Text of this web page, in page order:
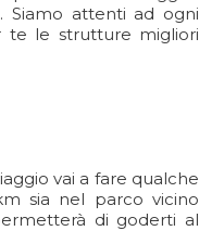
Siamo attenti ad ogni
te le strutture migliori
vai a fare qualche
sia nel parco vicino
di goderti al